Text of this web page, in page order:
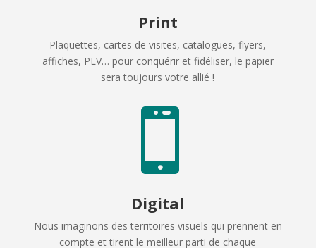
Print
Plaquettes, cartes de visites, catalogues, flyers,
affiches, PLV… pour conquérir et fidéliser, le papier
sera toujours votre allié !

Digital
Nous imaginons des territoires visuels qui prennent en
compte et tirent le meilleur parti de chaque